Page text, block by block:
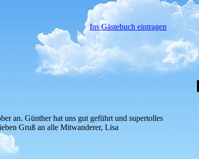
Ins Gästebuch eintragen
an. Günther hat uns gut geführt und supertolles
Gruß an alle Mitwanderer, Lisa